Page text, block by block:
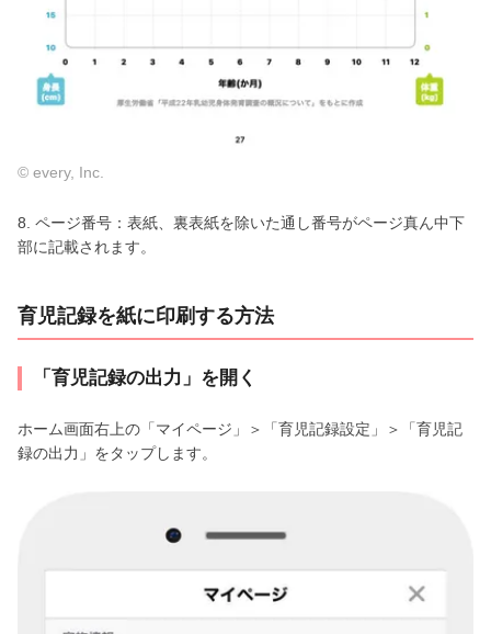
© every, Inc.
8. ページ番号：表紙、裏表紙を除いた通し番号がページ真ん中下
部に記載されます。
育児記録を紙に印刷する方法
「育児記録の出力」を開く
ホーム画面右上の「マイページ」＞「育児記録設定」＞「育児記
録の出力」をタップします。